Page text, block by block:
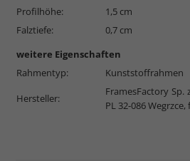
Profilhöhe:
1,5 cm
Falztiefe:
0,7 cm
weitere Eigenschaften
Rahmentyp:
Kunststoffrahmen
Hersteller:
FramesFactory Sp.
PL 32-086 Wegrzce,